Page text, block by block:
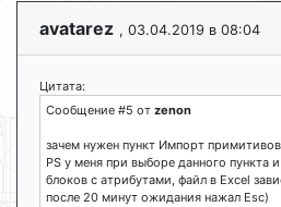
avatarez , 03.04.2019 в 08:04
Цитата:
Сообщение #5 от zenon
зачем нужен пункт Импорт
PS у меня при выборе данного пункта
блоков с атрибутами, файл в Excel
после 20 минут ожидания нажал Esc)